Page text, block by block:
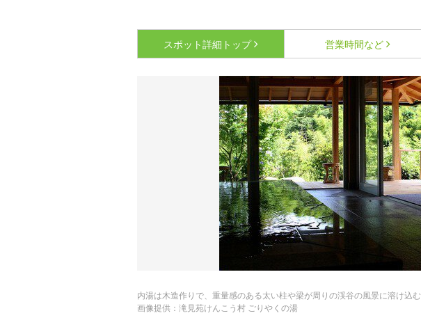
スポット詳細 トップ 営業時間など
内湯は木造作りで、重量感のある太い柱や梁が周りの渓谷の風景に溶け込む
画像提供：滝見苑けんこう村 ごりやくの湯